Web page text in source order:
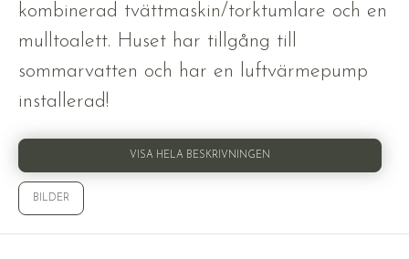
kombinerad tvättmaskin/torktumlare och en
mulltoalett. Huset har tillgång till
sommarvatten och har en luftvärmepump
installerad!
VISA HELA BESKRIVNINGEN
BILDER